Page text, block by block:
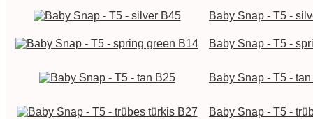
Baby Snap - T5 -
Baby Snap - T5 -
Baby Snap - T5 -
Baby Snap - T5 -